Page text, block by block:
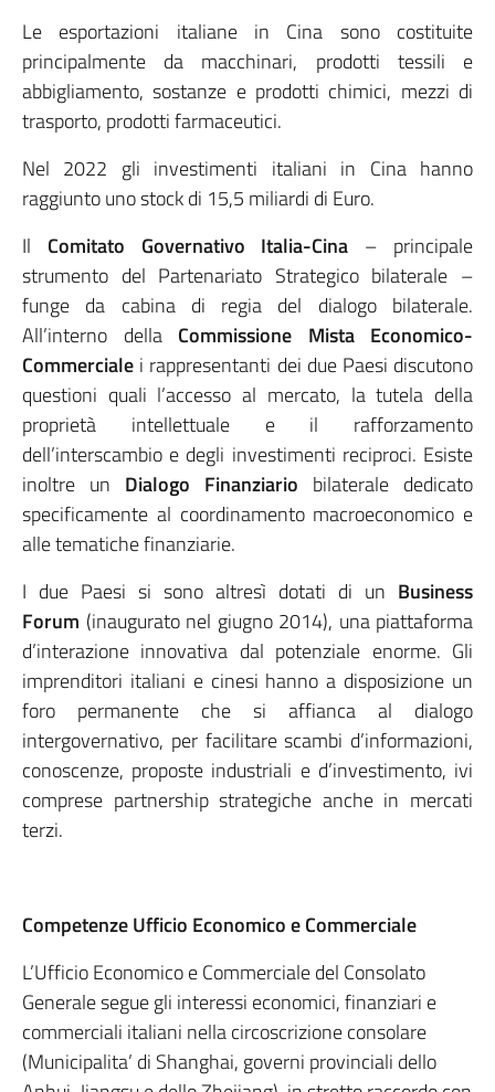
Le esportazioni italiane in Cina sono costituite
principalmente da macchinari, prodotti tessili e
abbigliamento, sostanze e prodotti chimici, mezzi di
trasporto, prodotti farmaceutici.
Nel 2022 gli investimenti italiani in Cina hanno
raggiunto uno stock di 15,5 miliardi di Euro.
Il Comitato Governativo Italia-Cina – principale
strumento del Partenariato Strategico bilaterale –
funge da cabina di regia del dialogo bilaterale.
All’interno della Commissione Mista Economico-
Commerciale i rappresentanti dei due Paesi discutono
questioni quali l’accesso al mercato, la tutela della
proprietà intellettuale e il rafforzamento
dell’interscambio e degli investimenti reciproci. Esiste
inoltre un Dialogo Finanziario bilaterale dedicato
specificamente al coordinamento macroeconomico e
alle tematiche finanziarie.
I due Paesi si sono altresì dotati di un Business
Forum (inaugurato nel giugno 2014), una piattaforma
d’interazione innovativa dal potenziale enorme. Gli
imprenditori italiani e cinesi hanno a disposizione un
foro permanente che si affianca al dialogo
intergovernativo, per facilitare scambi d’informazioni,
conoscenze, proposte industriali e d’investimento, ivi
comprese partnership strategiche anche in mercati
terzi.
Competenze Ufficio Economico e Commerciale
L’Ufficio Economico e Commerciale del Consolato
Generale segue gli interessi economici, finanziari e
commerciali italiani nella circoscrizione consolare
(Municipalita’ di Shanghai, governi provinciali dello